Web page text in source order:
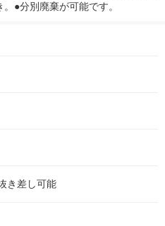
●分別廃棄が可能です。
き差し可能